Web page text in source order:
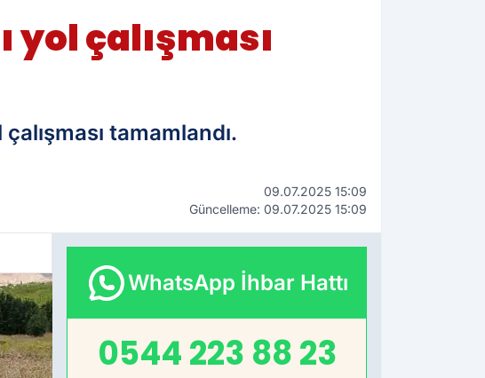
yol çalışması
tamamlandı.
09.07.2025 15:09
Güncelleme: 09.07.2025 15:09
WhatsApp İhbar Hattı
0544 223 88 23